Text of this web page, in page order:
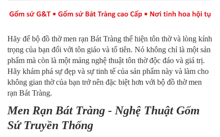
Hãy để bộ đồ thờ men rạn Bát Tràng thể hiện tôn thờ và lòng kính
trọng của bạn đối với tôn giáo và tổ tiên. Nó không chỉ là một sản
phẩm mà còn là một mảng nghệ thuật tôn thờ độc đáo và giá trị.
Hãy khám phá sự đẹp và sự tinh tế của sản phẩm này và làm cho
không gian thờ của bạn trở nên đặc biệt hơn với bộ đồ thờ men
rạn Bát Tràng.
Men Rạn Bát Tràng - Nghệ Thuật Gốm
Sứ Truyền Thống